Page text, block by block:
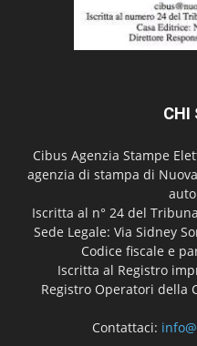
CHI
Cibus Agenzia Stampe
agenzia di stampa di
Iscritta al n° 24 del
Sede Legale: Via Sidney
Codice fiscale e
Iscritta al Registro
Registro Operatori della
Contattaci: